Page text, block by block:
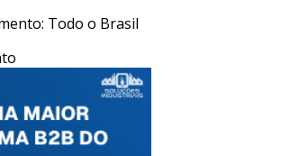
Todo o Brasil